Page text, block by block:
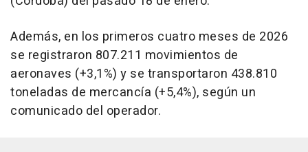
Además, en los primeros cuatro meses de 2026
se registraron 807.211 movimientos de
aeronaves (+3,1%) y se transportaron 438.810
toneladas de mercancía (+5,4%), según un
comunicado del operador.